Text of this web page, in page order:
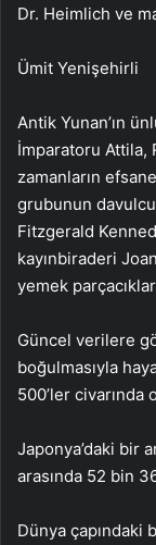
Dr. Heimlich ve
Ümit Yenişehirli
Antik Yunan’ın
İmparatoru Attila,
zamanların
grubunun
Fitzgerald
kayınbiraderi
yemek
Güncel verilere
boğulmasıyla
500’ler
Japonya’daki bir
arasında 52 bin
Dünya çapındaki